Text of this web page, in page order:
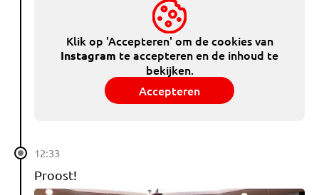
Klik op 'Accepteren' om de cookies van
Instagram te accepteren en de inhoud te
bekijken.
Accepteren
12:33
Proost!